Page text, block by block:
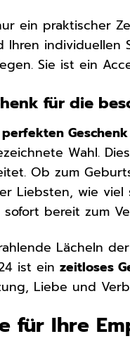
ein praktischer
Ihren individuellen
Sie ist ein
für die
perfekten Geschenk
Wahl.
Ob zum
Liebsten, wie
bereit zum
Lächeln
ist einzeitloses
Liebe und
für Ihre